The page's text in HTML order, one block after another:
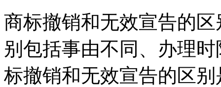
商标撤销和无效宣告的
别包括事由不同、办理
标撤销和无效宣告的区